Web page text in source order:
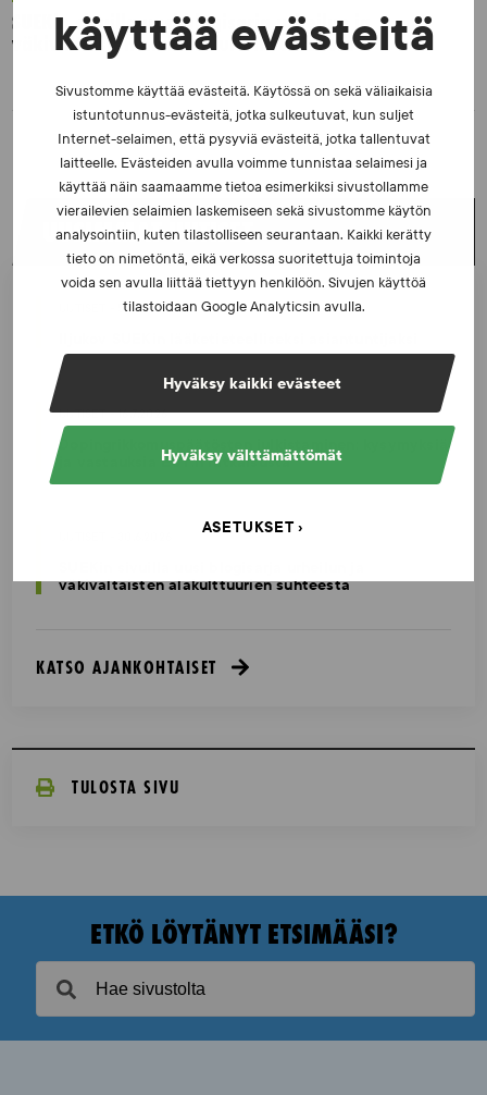
käyttää evästeitä
Sivustomme käyttää evästeitä. Käytössä on sekä väliaikaisia
istuntotunnus-evästeitä, jotka sulkeutuvat, kun suljet
Internet-selaimen, että pysyviä evästeitä, jotka tallentuvat
laitteelle. Evästeiden avulla voimme tunnistaa selaimesi ja
käyttää näin saamaamme tietoa esimerkiksi sivustollamme
vierailevien selaimien laskemiseen sekä sivustomme käytön
analysointiin, kuten tilastolliseen seurantaan. Kaikki kerätty
tieto on nimetöntä, eikä verkossa suoritettuja toimintoja
voida sen avulla liittää tiettyyn henkilöön. Sivujen käyttöä
tilastoidaan Google Analyticsin avulla.
Hyväksy kaikki evästeet
Hyväksy välttämättömät
ASETUKSET
SUEKin sivuilla uusi blogisarja urheilun ja
väkivaltaisten alakulttuurien suhteesta
UUSIMMAT UUTISET
UUTISET - 5.8.2026
UUTISET - 16.7.2026
Dopingrikkomuspäätösten julkistaminen: kysymyksiä
ja vastauksia EUT:n ratkaisusta
väkivaltaisten alakulttuurien suhteesta
KATSO AJANKOHTAISET
TULOSTA SIVU
ETKÖ LÖYTÄNYT ETSIMÄÄSI?